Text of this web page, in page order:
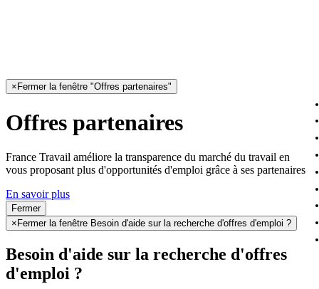
× Fermer la fenêtre "Offres partenaires"
Offres partenaires
France Travail améliore la transparence du marché du travail en
vous proposant plus d'opportunités d'emploi grâce à ses partenaires
En savoir plus
Fermer
× Fermer la fenêtre Besoin d'aide sur la recherche d'offres d'emploi ?
Besoin d'aide sur la recherche d'offres
d'emploi ?